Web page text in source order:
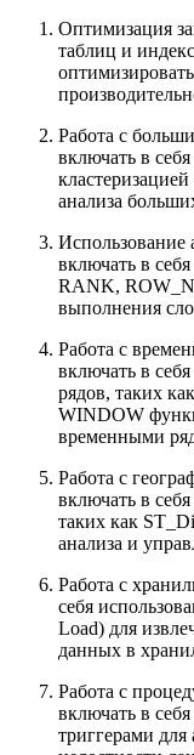
Оптимизация
таблиц и
Работа с
включать в
анализа
Использование
включать в
RANK,
выполнения
Работа с
включать в
рядов, таких
WINDOW
временными
Работа с
включать в
таких как
анализа и
Работа с
себя
Load) для
данных в
Работа с
включать в
триггерами для